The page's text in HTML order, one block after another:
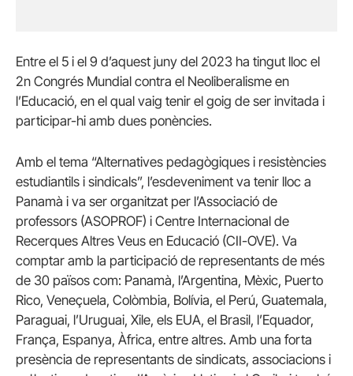
Entre el 5 i el 9 d’aquest juny del 2023 ha tingut lloc el
2n Congrés Mundial contra el Neoliberalisme en
l’Educació, en el qual vaig tenir el goig de ser invitada i
participar-hi amb dues ponències.
Amb el tema “Alternatives pedagògiques i resistències
estudiantils i sindicals”, l’esdeveniment va tenir lloc a
Panamà i va ser organitzat per l’Associació de
professors (ASOPROF) i Centre Internacional de
Recerques Altres Veus en Educació (CII-OVE). Va
comptar amb la participació de representants de més
de 30 països com: Panamà, l’Argentina, Mèxic, Puerto
Rico, Veneçuela, Colòmbia, Bolívia, el Perú, Guatemala,
Paraguai, l’Uruguai, Xile, els EUA, el Brasil, l’Equador,
França, Espanya, Àfrica, entre altres. Amb una forta
presència de representants de sindicats, associacions i